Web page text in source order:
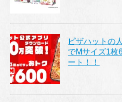
ピザハットの
でMサイズ1枚
ート！！